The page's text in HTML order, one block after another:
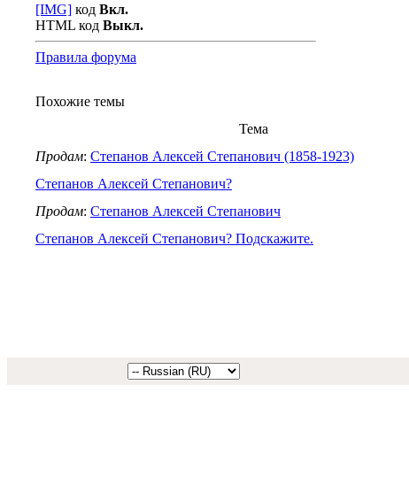
[IMG] код Вкл.
HTML код Выкл.
Правила форума
Похожие темы
Тема
Продам: Степанов Алексей Степанович (1858-1923)
Степанов Алексей Степанович?
Продам: Степанов Алексей Степанович
Степанов Алексей Степанович? Подскажите.